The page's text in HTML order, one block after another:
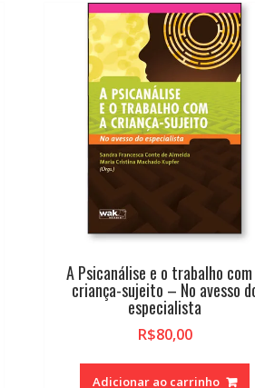
A Psicanálise e o trabalho
criança-sujeito – No avesso
especialista
R$80,00
Adicionar ao carrinho